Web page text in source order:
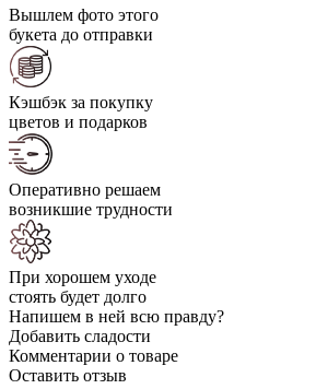
Вышлем фото этого
букета до отправки
Кэшбэк за покупку
цветов и подарков
Оперативно решаем
возникшие трудности
При хорошем уходе
стоять будет долго
Напишем в ней всю правду?
Добавить сладости
Комментарии о товаре
Оставить отзыв